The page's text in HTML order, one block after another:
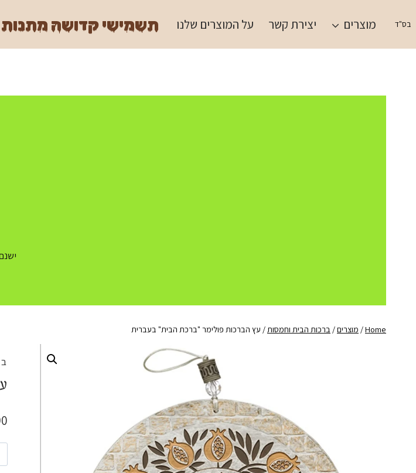
toבס"ד מוצרים יצירת קשר על המוצרים שלנו תשמישי קדושה מתנות
Home
/ מוצרים/ ברכות הבית וחמסות / עץ הברכות פולימר "ברכת הבית" בעברית